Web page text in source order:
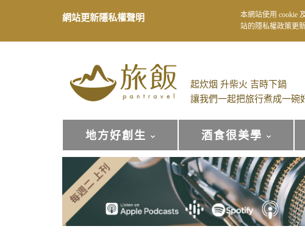
起炊烟 升柴火 吉時下鍋
讓我們一起把旅行煮成一碗
地方好創生 酒食很美學
網站更新隱私權聲明
本網站使用 cookie
站的隱私權政策更新